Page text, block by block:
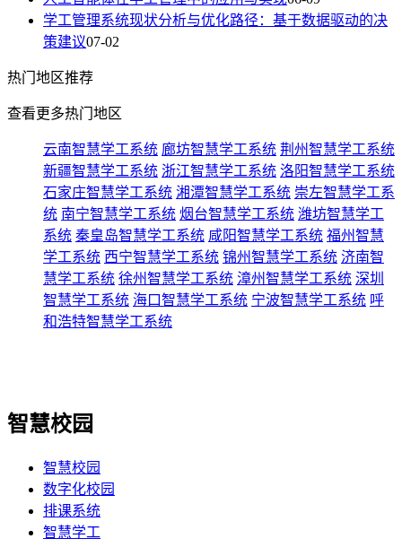
学工管理系统现状分析与优化路径：基于数据驱动的决
策建议07-02
热门 地区推荐
查看更多热门地区
云南智慧学工系统 廊坊智慧学工系统 荆州智慧学工系统
新疆智慧学工系统 浙江智慧学工系统 洛阳智慧学工系统
石家庄智慧学工系统 湘潭智慧学工系统 崇左智慧学工系
统 南宁智慧学工系统 烟台智慧学工系统 潍坊智慧学工
系统 秦皇岛智慧学工系统 咸阳智慧学工系统 福州智慧
学工系统 西宁智慧学工系统 锦州智慧学工系统 济南智
慧学工系统 徐州智慧学工系统 漳州智慧学工系统 深圳
智慧学工系统 海口智慧学工系统 宁波智慧学工系统 呼
和浩特智慧学工系统
智慧校园
智慧校园
数字化校园
排课系统
智慧学工